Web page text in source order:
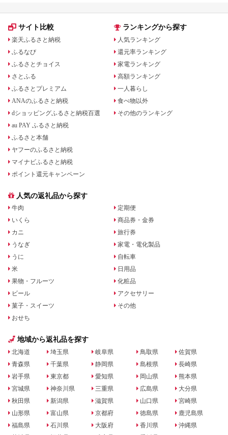
サイト比較
楽天ふるさと納税
ふるなび
ふるさとチョイス
さとふる
ふるさとプレミアム
ANAのふるさと納税
dショッピングふるさと納税百選
au PAY ふるさと納税
ふるさと本舗
ヤフーのふるさと納税
マイナビふるさと納税
ポイント還元キャンペーン
ランキングから探す
人気ランキング
還元率ランキング
家電ランキング
高額ランキング
一人暮らし
食べ物以外
その他のランキング
人気の返礼品から探す
牛肉
いくら
カニ
うなぎ
うに
米
果物・フルーツ
ビール
菓子・スイーツ
おせち
定期便
商品券・金券
旅行券
家電・電化製品
自転車
日用品
化粧品
アクセサリー
その他
地域から返礼品を探す
北海道
青森県
岩手県
宮城県
秋田県
山形県
福島県
埼玉県
千葉県
東京都
神奈川県
新潟県
富山県
石川県
岐阜県
静岡県
愛知県
三重県
滋賀県
京都府
大阪府
鳥取県
島根県
岡山県
広島県
山口県
徳島県
香川県
佐賀県
長崎県
熊本県
大分県
宮崎県
鹿児島県
沖縄県